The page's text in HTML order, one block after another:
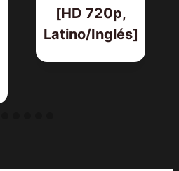
[HD 720p,
Latino/Inglés]